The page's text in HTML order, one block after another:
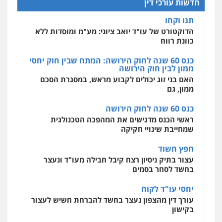
מרכז התחלה חדשה
לעורכי דין
מאיה בלום, עו"ס, טיפול ושיקום
טיפול בהתמכרויות שירותים מקצועיים
לעורכי דין
עו"ד ד"ר אבי שקד
עבירות כלכליות
0544385337
איתי חקירות – שירותים לעורכי דין
חקירות פרטיות
אישות
איתורים
חדשות עורכי דין
כנס 60 שנה לחוק הירושה: המתח שבין חוק יחסי
ממון לבין חוק הירושה
האם בני זוג יכולים לקבוע מראש, במסגרת הסכם
ממון, גם
כנס 60 שנה לחוק הירושה
ראשי הכנס מדגישים את המהפכה הטכנולגית
שמחייבת שינויי חקיקה
עצור בתיק ניסיון רצח קיבל חבילה מעו"ד ונעצר
בחשד לסחר בסמים
עורך דין מהצפון נעצר בחשד להברחת חשיש לעצור
בקישון
בעיכוב כספים ופגיעה בכבוד המקצוע
חודש בלבד לאחר שהופיע בכנס לשכת עורכי הדין,
קצב הורשע